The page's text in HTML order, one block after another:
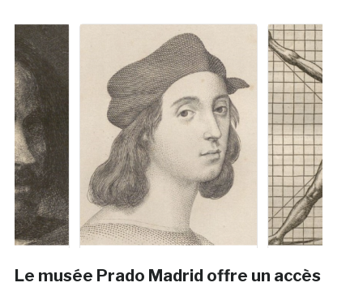
Le musée Prado Madrid offre un accès